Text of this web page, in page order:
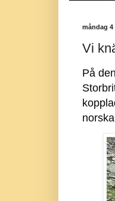
måndag 4
Vi
På